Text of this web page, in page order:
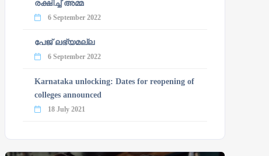
രക്ഷിച്ച് അമ്മ
6 September 2022
പേജ് ലഭ്യമല്ല
6 September 2022
Karnataka unlocking: Dates for reopening of
colleges announced
18 July 2021